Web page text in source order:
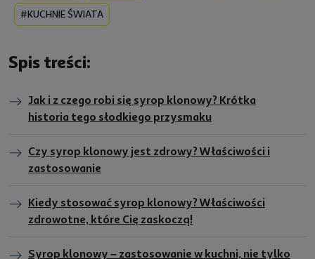
#KUCHNIE ŚWIATA
Spis treści:
Jak i z czego robi się syrop klonowy? Krótka
historia tego słodkiego przysmaku
Czy syrop klonowy jest zdrowy? Właściwości i
zastosowanie
Kiedy stosować syrop klonowy? Właściwości
zdrowotne, które Cię zaskoczą!
Syrop klonowy – zastosowanie w kuchni, nie tylko